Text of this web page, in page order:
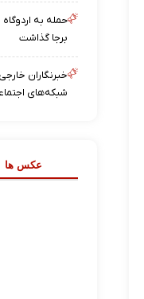
برجا گذاشت
خبرنگاران
شبکه‌های
عکس ها